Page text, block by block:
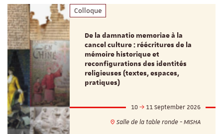
Colloque
De la damnatio memoriae à la
cancel culture : réécritures de la
mémoire historique et
reconfigurations des identités
religieuses (textes, espaces,
pratiques)
10
11 September 2026
Salle de la table ronde - MISHA